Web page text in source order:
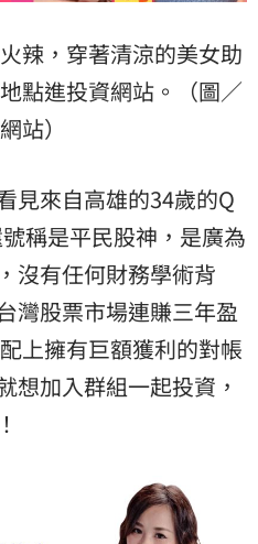
辣，穿著清涼的美女助
點進投資網站。（圖／
站）
見來自高雄的34歲的Q
稱是平民股神，是廣為
沒有任何財務學術背
灣股票市場連賺三年盈
上擁有巨額獲利的對帳
想加入群組一起投資，